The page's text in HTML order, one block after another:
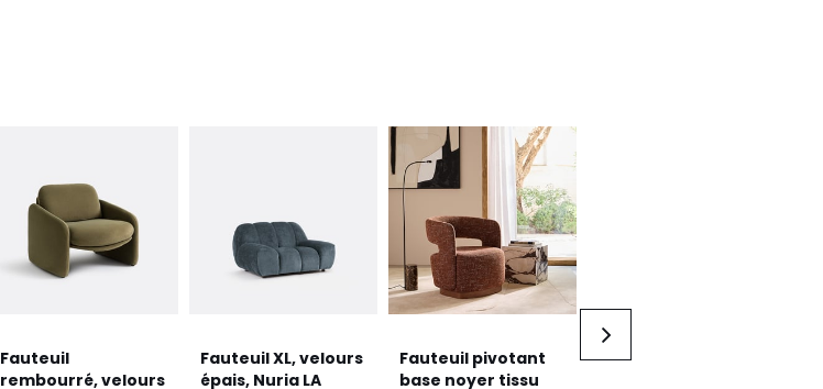
Fauteuil
rembourré, velours
Fauteuil XL, velours
épais, Nuria LA
Fauteuil pivotant
base noyer tissu
Fauteuil bas